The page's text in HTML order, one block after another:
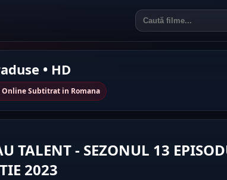
• HD
Online Subtitrat in Romana
TALENT - SEZONUL 13
2023